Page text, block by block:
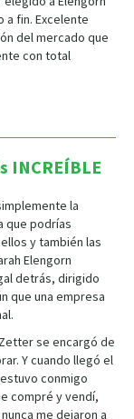
fin. Excelente
del mercado que
con total
INCREÍBLE
la
que podrías
y también las
Elengorn
detrás, dirigido
que una empresa
se encargó de
Y cuando llegó el
conmigo
compré y vendí,
me dejaron a